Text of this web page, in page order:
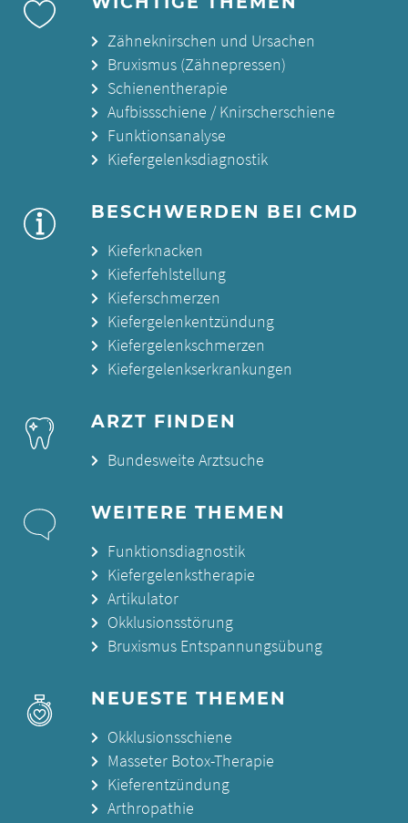
Zähneknirschen und Ursachen
Bruxismus (Zähnepressen)
Schienentherapie
Aufbissschiene / Knirscherschiene
Funktionsanalyse
Kiefergelenksdiagnostik
BESCHWERDEN BEI CMD
Kieferknacken
Kieferfehlstellung
Kieferschmerzen
Kiefergelenkentzündung
Kiefergelenkschmerzen
Kiefergelenkserkrankungen
ARZT FINDEN
Bundesweite Arztsuche
WEITERE THEMEN
Funktionsdiagnostik
Kiefergelenkstherapie
Artikulator
Okklusionsstörung
Bruxismus Entspannungsübung
NEUESTE THEMEN
Okklusionsschiene
Masseter Botox-Therapie
Kieferentzündung
Arthropathie